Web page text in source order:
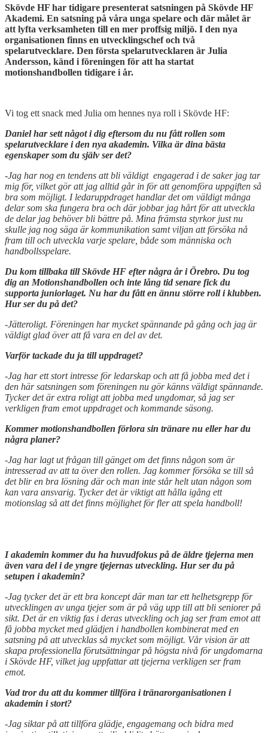
Skövde HF har tidigare presenterat satsningen på Skövde HF
Akademi. En satsning på våra unga spelare och där målet är
att lyfta verksamheten till en mer proffsig miljö. I den nya
organisationen finns en utvecklingschef och två
spelarutvecklare. Den första spelarutvecklaren är Julia
Andersson, känd i föreningen för att ha startat
motionshandbollen tidigare i år.
Vi tog ett snack med Julia om hennes nya roll i Skövde HF:
Daniel har sett något i dig eftersom du nu fått rollen som
spelarutvecklare i den nya akademin. Vilka är dina bästa
egenskaper som du själv ser det?
-Jag har nog en tendens att bli väldigt engagerad i de saker jag tar
mig för, vilket gör att jag alltid går in för att genomföra uppgiften så
bra som möjligt. I ledaruppdraget handlar det om väldigt många
delar som ska fungera bra och där jobbar jag hårt för att utveckla
de delar jag behöver bli bättre på. Mina främsta styrkor just nu
skulle jag nog säga är kommunikation samt viljan att försöka nå
fram till och utveckla varje spelare, både som människa och
handbollsspelare.
Du kom tillbaka till Skövde HF efter några år i Örebro. Du tog
dig an Motionshandbollen och inte lång tid senare fick du
supporta juniorlaget. Nu har du fått en ännu större roll i klubben.
Hur ser du på det?
-Jätteroligt. Föreningen har mycket spännande på gång och jag är
väldigt glad över att få vara en del av det.
Varför tackade du ja till uppdraget?
-Jag har ett stort intresse för ledarskap och att få jobba med det i
den här satsningen som föreningen nu gör känns väldigt spännande.
Tycker det är extra roligt att jobba med ungdomar, så jag ser
verkligen fram emot uppdraget och kommande säsong.
Kommer motionshandbollen förlora sin tränare nu eller har du
några planer?
-Jag har lagt ut frågan till gänget om det finns någon som är
intresserad av att ta över den rollen. Jag kommer försöka se till så
det blir en bra lösning där och man inte står helt utan någon som
kan vara ansvarig. Tycker det är viktigt att hålla igång ett
motionslag så att det finns möjlighet för fler att spela handboll!
I akademin kommer du ha huvudfokus på de äldre tjejerna men
även vara del i de yngre tjejernas utveckling. Hur ser du på
setupen i akademin?
-Jag tycker det är ett bra koncept där man tar ett helhetsgrepp för
utvecklingen av unga tjejer som är på väg upp till att bli seniorer på
sikt. Det är en viktig fas i deras utveckling och jag ser fram emot att
få jobba mycket med glädjen i handbollen kombinerat med en
satsning på att utvecklas så mycket som möjligt. Vår vision är att
skapa professionella förutsättningar på högsta nivå för ungdomarna
i Skövde HF, vilket jag uppfattar att tjejerna verkligen ser fram
emot.
Vad tror du att du kommer tillföra i tränarorganisationen i
akademin i stort?
-Jag siktar på att tillföra glädje, engagemang och bidra med